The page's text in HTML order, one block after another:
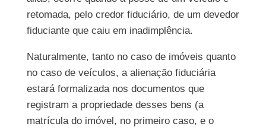
retomada, pelo credor fiduciário, de um devedor
fiduciante que caiu em inadimplência.
Naturalmente, tanto no caso de imóveis quanto
no caso de veículos, a alienação fiduciária
estará formalizada nos documentos que
registram a propriedade desses bens (a
matrícula do imóvel, no primeiro caso, e o